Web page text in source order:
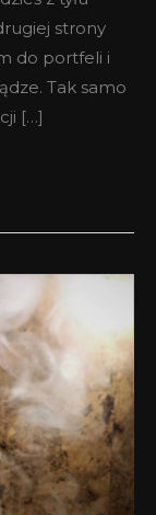
strony
do portfeli i
Tak samo
[…]